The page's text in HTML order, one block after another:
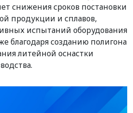
снижения сроков постановки
продукции и сплавов,
испытаний оборудования
благодаря созданию полигона
литейной оснастки